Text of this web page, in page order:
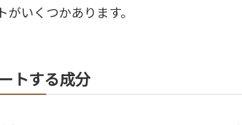
いくつかあります。
トする成分